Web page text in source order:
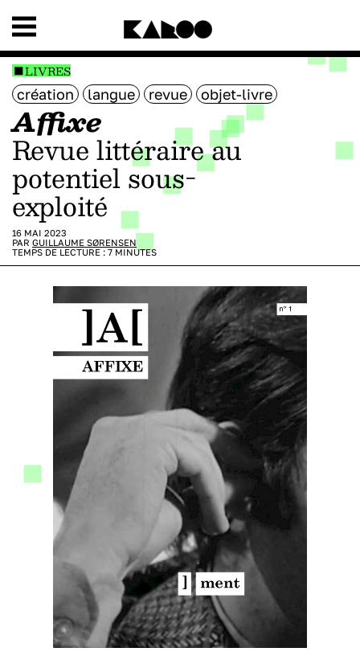
LIVRES
création langue revue objet-livre
Affixe
Revue littéraire au
potentiel sous-
exploité
16 MAI 2023
PAR GUILLAUME SØRENSEN
TEMPS DE LECTURE : 7 MINUTES